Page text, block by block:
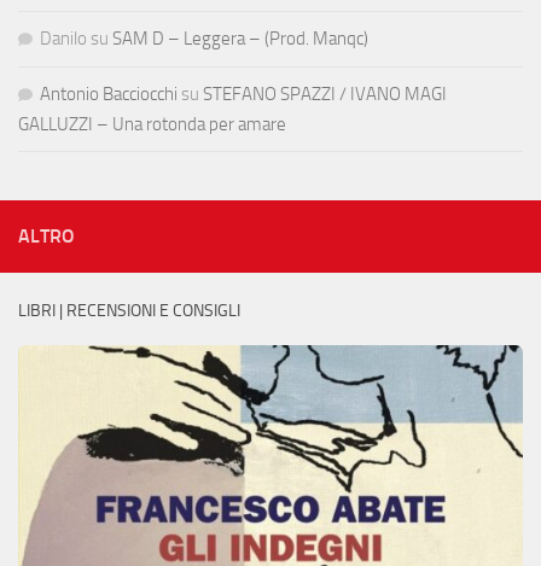
Danilo su SAM D – Leggera – (Prod. Manqc)
Antonio Bacciocchi su STEFANO SPAZZI / IVANO MAGI
GALLUZZI – Una rotonda per amare
ALTRO
LIBRI | RECENSIONI E CONSIGLI